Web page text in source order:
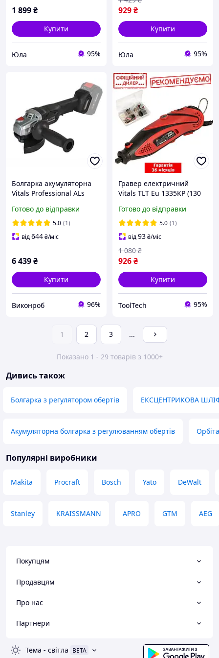
1 899₴
Купити
Юла 95%
929₴
Купити
Юла 95%
Болгарка акумуляторна
Vitals Professional ALs
Готово до відправки
5.0 (1)
від644₴/міс
6 439₴
Купити
Виконроб 96%
Гравер електричний
Vitals TLT Eu 1335KP (130
мм, 6 швидкостей)
Бормашина
Готово до відправки
5.0 (1)
від93₴/міс
926₴
1 080 ₴
Купити
ToolTech 95%
1 2 3 ...
Показано 1 - 29 товарів з 1000+
Дивись також
Болгарка з регулятором обертів ЕКСЦЕНТРИКОВА
Акумуляторна болгарка з регулюванням обертів
Популярні виробники
Makita Procraft Bosch Yato DeWalt
Stanley KRAISSMANN APRO GTM AEG
Покупцям
Продавцям
Про нас
Партнери
Тема - світла BETA